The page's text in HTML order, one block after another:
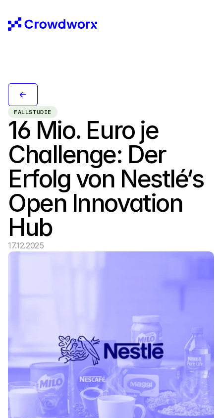
FALLSTUDIE
16 Mio. Euro je
Challenge: Der
Erfolg von Nestlé‘s
Open Innovation
Hub
17.12.2025